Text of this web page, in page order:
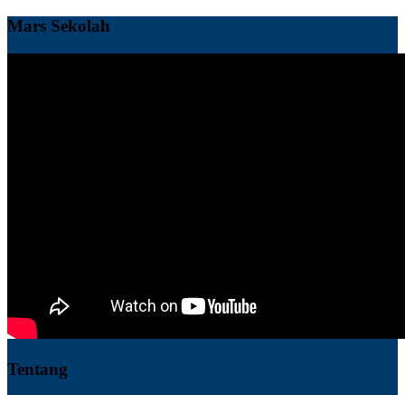
Mars Sekolah
Tentang